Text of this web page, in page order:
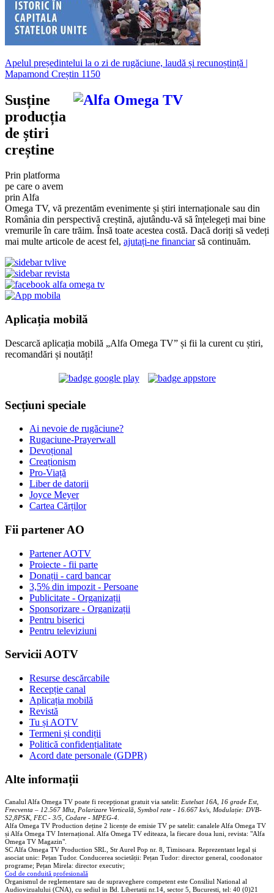
Apelul președintelui la o zi de rugăciune, laudă și recunoștință |
Mapamond Creștin 1150
Susține
producția
de știri
creștine
Prin platforma
pe care o avem
prin Alfa
Omega TV, vă prezentăm evenimente și știri internaționale sau din
România din perspectivă creștină, ajutându-vă să înțelegeți mai bine
vremurile în care trăim. Însă toate acestea costă. Dacă doriți să vedeți
mai multe articole de acest fel, ajutați-ne financiarsă continuăm.
Aplicația mobilă
Descarcă aplicația mobilă „Alfa Omega TV” și fii la curent cu știri,
recomandări și noutăți!
Secțiuni speciale
Ai nevoie de rugăciune?
Rugaciune-Prayerwall
Devoțional
Creaționism
Pro-Viață
Liber de datorii
Joyce Meyer
Cartea Cărților
Fii partener AO
Partener AOTV
Proiecte - fii parte
Donații - card bancar
3,5% din impozit - Persoane
Publicitate - Organizații
Sponsorizare - Organizații
Pentru biserici
Pentru televiziuni
Servicii AOTV
Resurse descărcabile
Recepție canal
Aplicația mobilă
Revistă
Tu și AOTV
Termeni și condiții
Politică confidențialitate
Acord date personale (GDPR)
Alte informații
Canalul Alfa Omega TV poate fi recepționat gratuit via satelit: Eutelsat 16A, 16 grade Est,
Frecventa – 12.567 Mhz, Polarizare Verticală, Symbol rate - 16.667 ks/s, Modulație: DVB-
S2,8PSK, FEC - 3/5, Codare - MPEG-4
Alfa Omega TV Production deține 2 licențe de emisie TV pe satelit: canalele Alfa Omega TV
și Alfa Omega TV Internațional. Alfa Omega TV editeaza, la fiecare doua luni, revista: "Alfa
Omega TV Magazin".
SC Alfa Omega TV Production SRL, Str Aurel Pop nr. 8, Timisoara. Reprezentant legal și
asociat unic: Pețan Tudor. Conducerea societății: Pețan Tudor: director general, coodonator
programe; Pețan Mirela: director executiv;
Cod de conduită profesională
Organismul de reglementare sau de supraveghere competent este Consiliul National al
Audiovizualului (CNA), cu sediul in Bd. Libertatii nr.14, sector 5, Bucuresti, tel: 40 (0)21